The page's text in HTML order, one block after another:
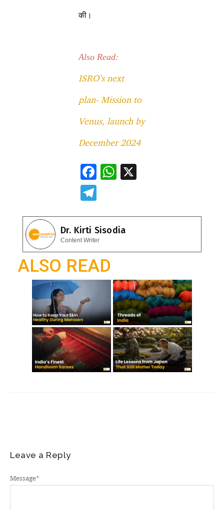
की।
Also Read:
ISRO’s next
plan- Mission to
Venus, launch by
December 2024
F
b
o
o
k
W
s
A
p
e
gr
a
m
Dr. Kirti Sisodia
Content Writer
ALSO READ
Leave a Reply
Message*